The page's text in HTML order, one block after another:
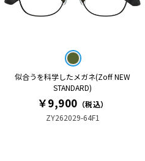
似合うを科学したメガネ(Zoff NEW
STANDARD)
￥9,900 （税込）
ZY262029-64F1